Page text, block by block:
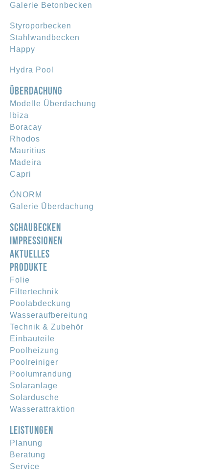
Galerie Betonbecken
Styroporbecken
Stahlwandbecken
Happy
Hydra Pool
ÜBERDACHUNG
Modelle Überdachung
Ibiza
Boracay
Rhodos
Mauritius
Madeira
Capri
ÖNORM
Galerie Überdachung
SCHAUBECKEN
IMPRESSIONEN
AKTUELLES
PRODUKTE
Folie
Filtertechnik
Poolabdeckung
Wasseraufbereitung
Technik & Zubehör
Einbauteile
Poolheizung
Poolreiniger
Poolumrandung
Solaranlage
Solardusche
Wasserattraktion
LEISTUNGEN
Planung
Beratung
Service